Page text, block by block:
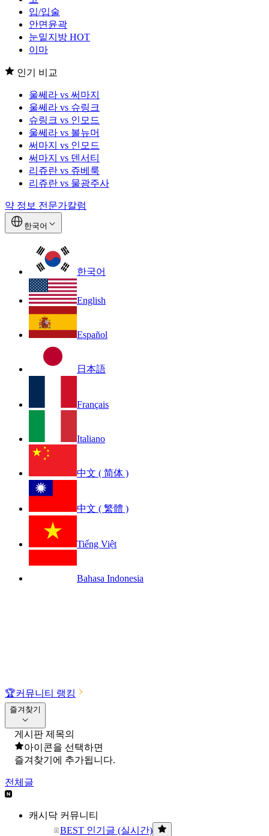
입/입술
안면윤곽
눈밑지방 HOT
이마
인기 비교
울쎄라 vs 써마지
울쎄라 vs 슈링크
슈링크 vs 인모드
울쎄라 vs 볼뉴머
써마지 vs 인모드
써마지 vs 덴서티
리쥬란 vs 쥬베룩
리쥬란 vs 물광주사
약 정보 전문가칼럼
한국어
한국어
English
Español
日本語
Français
Italiano
中文 ( 简体 )
中文 ( 繁體 )
Tiếng Việt
Bahasa Indonesia
🏆커뮤니티 랭킹
즐겨찾기
게시판 제목의
아이콘을 선택하면
즐겨찾기에 추가됩니다.
전체글
캐시닥 커뮤니티
BEST 인기글 (실시간)